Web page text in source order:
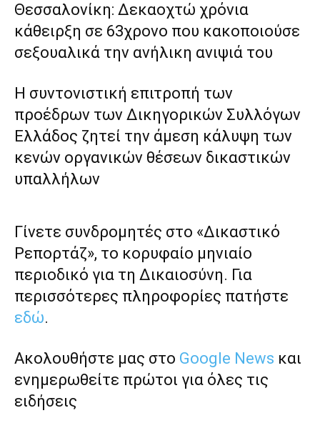
Θεσσαλονίκη: Δεκαοχτώ χρόνια
κάθειρξη σε 63χρονο που κακοποιούσε
σεξουαλικά την ανήλικη ανιψιά του
Η συντονιστική επιτροπή των
προέδρων των Δικηγορικών Συλλόγων
Ελλάδος ζητεί την άμεση κάλυψη των
κενών οργανικών θέσεων δικαστικών
υπαλλήλων
Γίνετε συνδρομητές στο «Δικαστικό
Ρεπορτάζ», το κορυφαίο μηνιαίο
περιοδικό για τη Δικαιοσύνη. Για
περισσότερες πληροφορίες πατήστε
εδώ.
Ακολουθήστε μας στο Google News και
ενημερωθείτε πρώτοι για όλες τις
ειδήσεις